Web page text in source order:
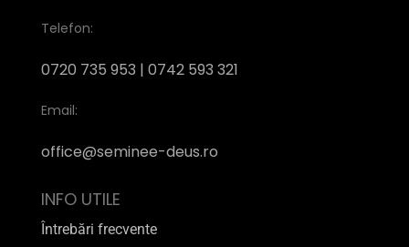
Telefon:
0720 735 953 | 0742 593 321
Email:
office@seminee-deus.ro
INFO UTILE
Întrebări frecvente